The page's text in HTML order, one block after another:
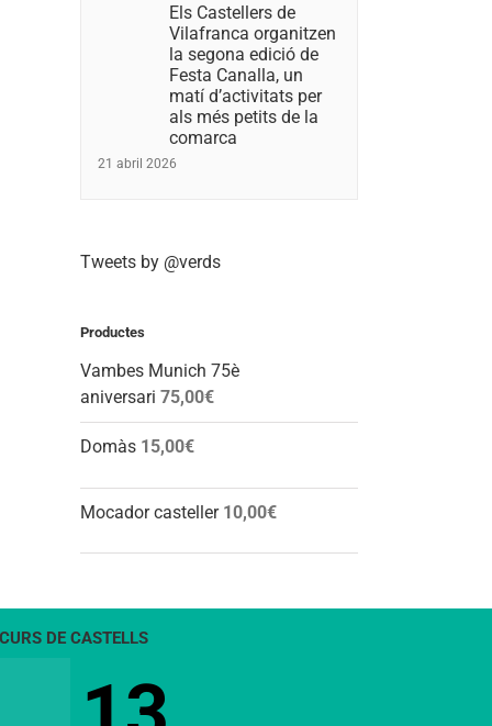
Els Castellers de
Vilafranca organitzen
la segona edició de
Festa Canalla, un
matí d’activitats per
als més petits de la
comarca
21 abril 2026
Tweets by @verds
Productes
Vambes Munich 75è
aniversari 75,00€
Domàs 15,00€
Mocador casteller 10,00€
DE CASTELLS